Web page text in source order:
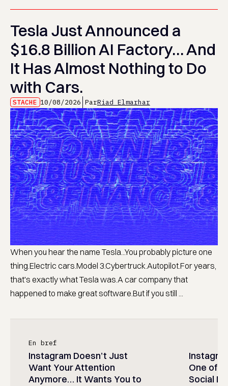
Tesla Just Announced a
$16.8 Billion AI Factory… And
It Has Almost Nothing to Do
with Cars.
STACHE 10/08/2026 ParRiad Elmarhar
When you hear the name Tesla...You probably picture one
thing.Electric cars.Model 3.Cybertruck.Autopilot.For years,
that's exactly what Tesla was.A car company that
happened to make great software.But if you still ...
En bref
Instagram Doesn’t Just
Want Your Attention
Anymore… It Wants You to
One of
Social